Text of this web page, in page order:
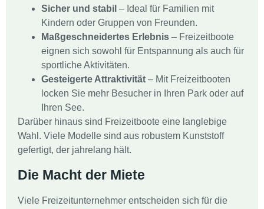
Sicher und stabil – Ideal für Familien mit
Kindern oder Gruppen von Freunden.
Maßgeschneidertes Erlebnis – Freizeitboote
eignen sich sowohl für Entspannung als auch für
sportliche Aktivitäten.
Gesteigerte Attraktivität – Mit Freizeitbooten
locken Sie mehr Besucher in Ihren Park oder auf
Ihren See.
Darüber hinaus sind Freizeitboote eine langlebige
Wahl. Viele Modelle sind aus robustem Kunststoff
gefertigt, der jahrelang hält.
Die Macht der Miete
Viele Freizeitunternehmer entscheiden sich für die